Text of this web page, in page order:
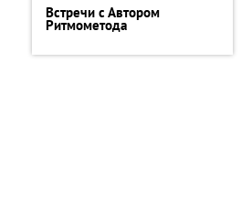
Встречи с Автором
Ритмометода